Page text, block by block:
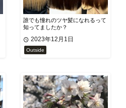
誰でも憧れのツヤ髪になれるって
知ってましたか？
2023年12月1日
Outside